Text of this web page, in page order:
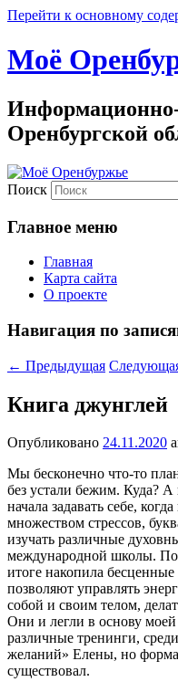
Перейти к основному
Моё
Оренбургской
Поиск
Главное меню
Главная
Карта сайта
О проекте
Навигация по
← Предыдущая
Книга джунглей
Опубликовано 24.11.2020
Мы бесконечно что-то
без устали бежим. Куда?
начала задавать себе,
множеством стрессов,
изучать раз­личные
междуна­родной школы.
итоге накопила
позволяют управлять
собой и своим телом,
Они и легли в основу
различные тренин­ги,
желаний» Елены, но
су­ществовал.